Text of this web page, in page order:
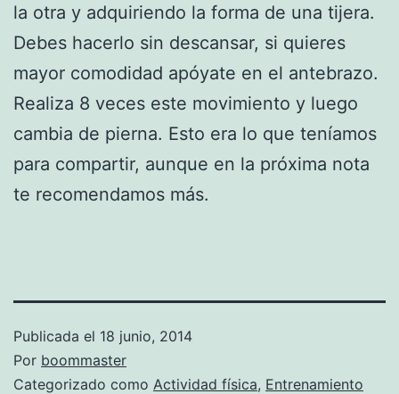
la otra y adquiriendo la forma de una tijera.
Debes hacerlo sin descansar, si quieres
mayor comodidad apóyate en el antebrazo.
Realiza 8 veces este movimiento y luego
cambia de pierna. Esto era lo que teníamos
para compartir, aunque en la próxima nota
te recomendamos más.
Publicada el 18 junio, 2014
Por boommaster
Categorizado como Actividad física, Entrenamiento